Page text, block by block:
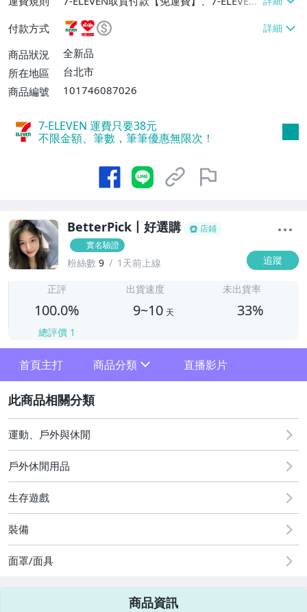
取貨不付款【免運費】、萊爾富取貨付款
【免運費】、宅配/貨運【免運費】、離島
配送【單件運費$300】
付款方式
商品狀況
全新品
所在地區
台北市
商品編號
101746087026
7-ELEVEN 運費只要38元
不限金額、筆數，筆筆優惠無限次！
BetterPick丨好選購
店鋪
實名驗證
粉絲數 9 1天前上線 追蹤
正評
100.0%
總評價 1
出貨速度
9~10 天
未出貨率
33%
首頁主打 商品分類
其它
直播影片
運動、戶外與休閒
戶外休閒用品
生存遊戲
裝備
面罩/面具
商品資訊